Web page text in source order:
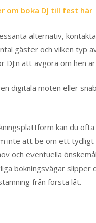
om boka DJ till fest här
alternativ,
gäster och vilken typ
att avgöra om hen
digitala möten eller
kan du
inte att be om ett
och eventuella
bokningsvägar
från första låt.